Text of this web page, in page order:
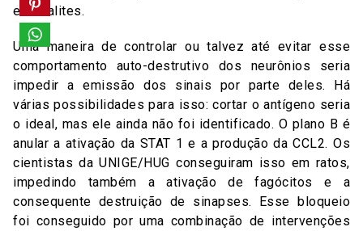
encefalites.
Uma maneira de controlar ou talvez até evitar esse
comportamento auto-destrutivo dos neurônios seria
impedir a emissão dos sinais por parte deles. Há
várias possibilidades para isso: cortar o antígeno seria
o ideal, mas ele ainda não foi identificado. O plano B é
anular a ativação da STAT 1 e a produção da CCL2. Os
cientistas da UNIGE/HUG conseguiram isso em ratos,
impedindo também a ativação de fagócitos e a
consequente destruição de sinapses. Esse bloqueio
foi conseguido por uma combinação de intervenções